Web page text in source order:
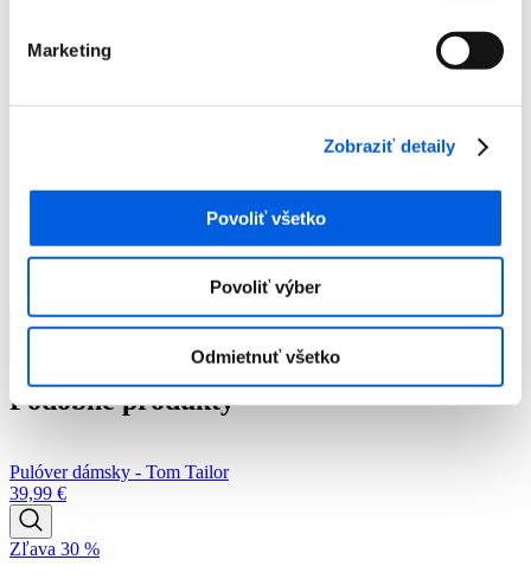
Marketing
Zobraziť detaily
Povoliť všetko
Povoliť výber
Odmietnuť všetko
Pulóver dámsky - Joseph Ribkoff
Číslo artiklu:12014673 Číslo výrobcu:253912 Výrobca:Joseph
Momentálne nie je na sklade
množstvo
Joseph
Podobné produkty
Pulóver dámsky - Tom Tailor
39,99 €
Zľava 30 %